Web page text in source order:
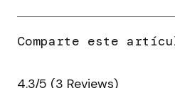
4.3/5 (3 Reviews)